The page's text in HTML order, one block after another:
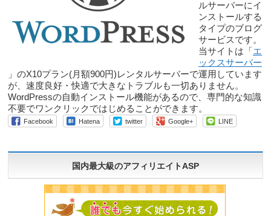
ルサーバーにイ
ンストールする
タイプのブログ
サービスです。
当サイトは「 エ
ックスサーバー
」のX10プラン(月額900円)レンタルサーバーで運用しています
が、速度良好・快適で大きなトラブルも一切ありません。
WordPressの自動インストール機能があるので、専門的な知識
不要でワンクリックではじめることができます。
Facebook Hatena twitter Google+ LINE
国内最大級のアフィリエイトASP